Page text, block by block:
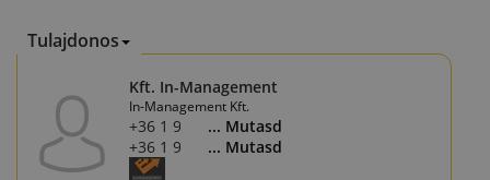
Tulajdonos
Kft. In-Management
In-Management Kft.
+36 1 920 2080... Mutasd
+36 1 920 2080... Mutasd